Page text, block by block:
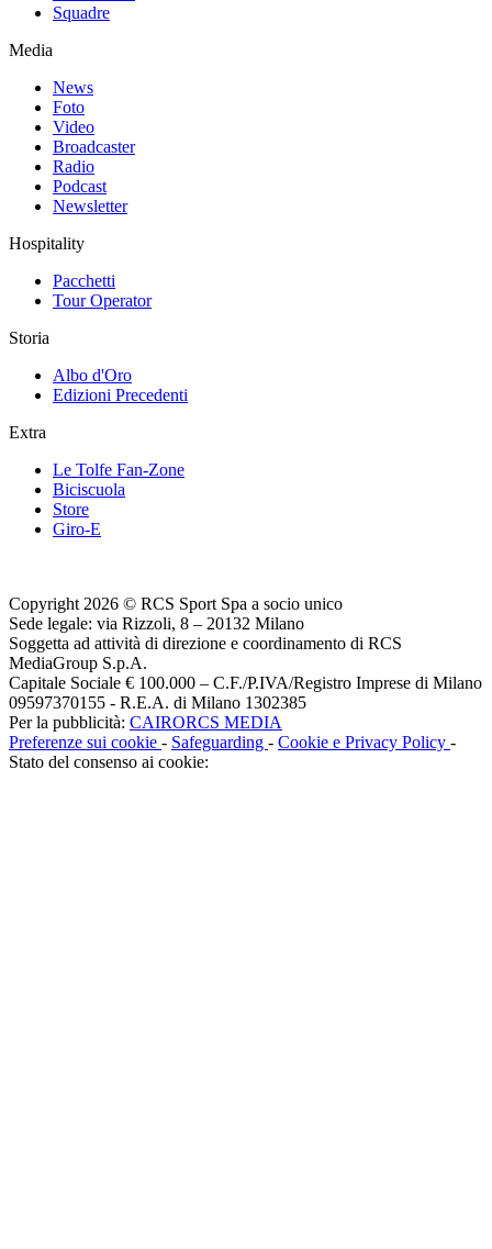
Squadre
Media
News
Foto
Video
Broadcaster
Radio
Podcast
Newsletter
Hospitality
Pacchetti
Tour Operator
Storia
Albo d'Oro
Edizioni Precedenti
Extra
Le Tolfe Fan-Zone
Biciscuola
Store
Giro-E
Copyright 2026 © RCS Sport Spa a socio unico
Sede legale: via Rizzoli, 8 – 20132 Milano
Soggetta ad attività di direzione e coordinamento di RCS
MediaGroup S.p.A.
Capitale Sociale € 100.000 – C.F./P.IVA/Registro Imprese di Milano
09597370155 - R.E.A. di Milano 1302385
Per la pubblicità: CAIRORCS MEDIA
Preferenze sui cookie - Safeguarding - Cookie e Privacy Policy -
Stato del consenso ai cookie: